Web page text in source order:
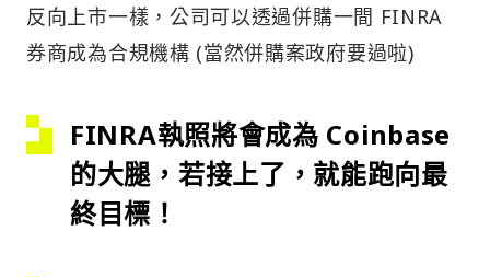
反向上市一樣，公司可以透過併購一間 FINRA
券商成為合規機構 (當然併購案政府要過啦)
FINRA執照將會成為 Coinbase
的大腿，若接上了，就能跑向最
終目標！